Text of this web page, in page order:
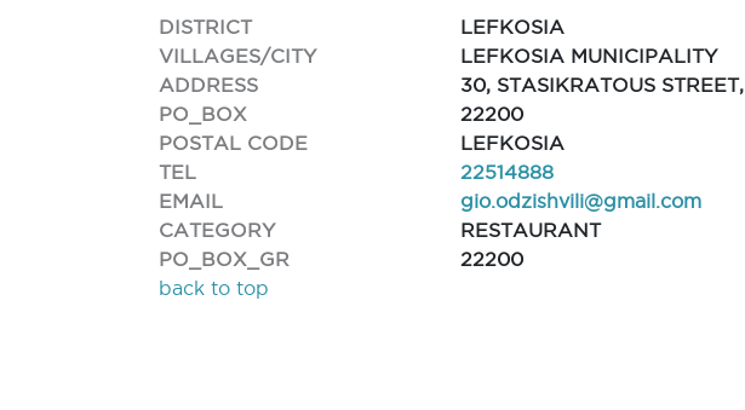
DISTRICT
LEFKOSIA
VILLAGES/CITY
LEFKOSIA MUNICIPALITY
ADDRESS
30, STASIKRATOUS STREET,
PO_BOX
22200
POSTAL CODE
LEFKOSIA
TEL
22514888
EMAIL
gio.odzishvili@gmail.com
CATEGORY
RESTAURANT
PO_BOX_GR
22200
back to top